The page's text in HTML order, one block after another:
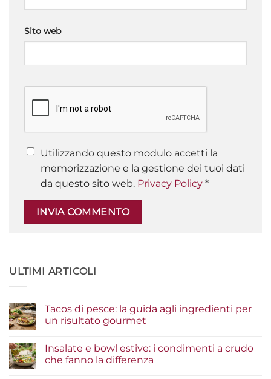
Sito web
Utilizzando questo modulo accetti la
memorizzazione e la gestione dei tuoi dati
da questo sito web. Privacy Policy *
ULTIMI ARTICOLI
Tacos di pesce: la guida agli ingredienti per
un risultato gourmet
su
Tacos
di
Insalate e bowl estive: i condimenti a crudo
che fanno la differenza